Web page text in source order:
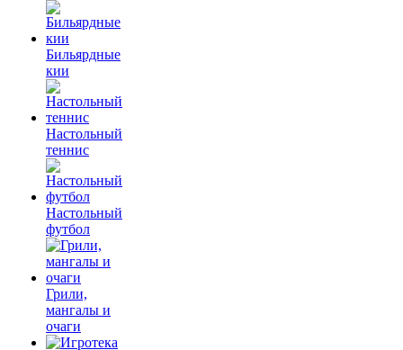
Бильярдные
кии
Настольный
теннис
Настольный
футбол
Грили,
мангалы и
очаги